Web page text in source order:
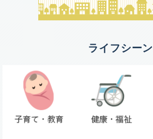
ライフシーン